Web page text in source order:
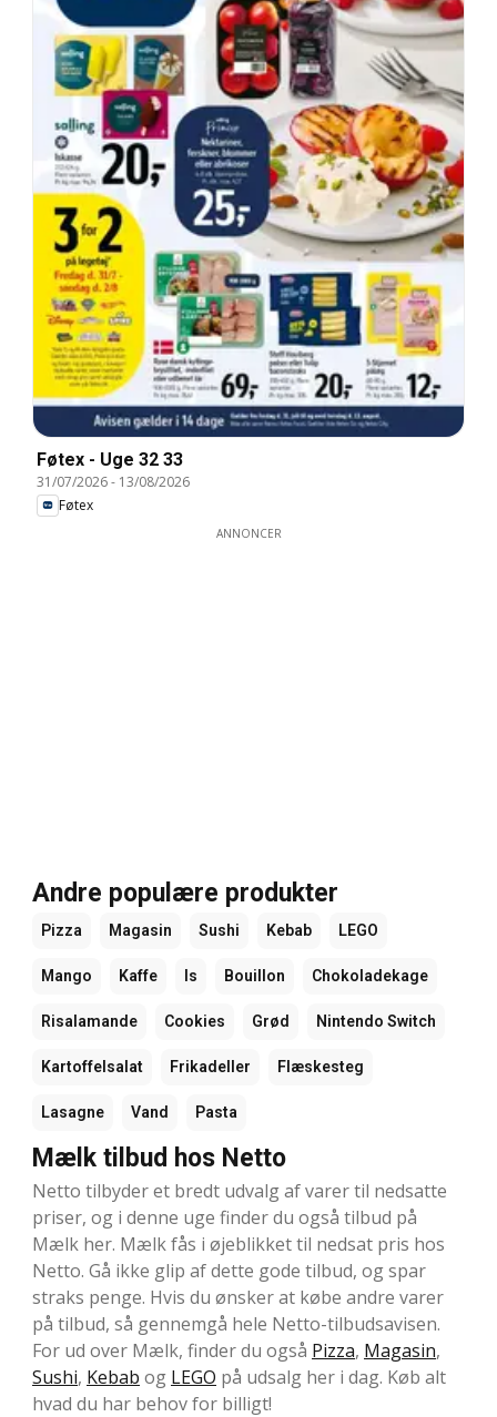
Føtex - Uge 32 33
31/07/2026- 13/08/2026
Føtex
ANNONCER
Andre populære produkter
Pizza Magasin Sushi Kebab LEGO
Mango Kaffe Is Bouillon Chokoladekage
Risalamande Cookies Grød Nintendo Switch
Kartoffelsalat Frikadeller Flæskesteg
Lasagne Vand Pasta
Mælk tilbud hos Netto
Netto tilbyder et bredt udvalg af varer til nedsatte
priser, og i denne uge finder du også tilbud på
Mælk her. Mælk fås i øjeblikket til nedsat pris hos
Netto. Gå ikke glip af dette gode tilbud, og spar
straks penge. Hvis du ønsker at købe andre varer
på tilbud, så gennemgå hele Netto-tilbudsavisen.
For ud over Mælk, finder du også Pizza, Magasin,
Sushi, Kebab og LEGO på udsalg her i dag. Køb alt
hvad du har behov for billigt!